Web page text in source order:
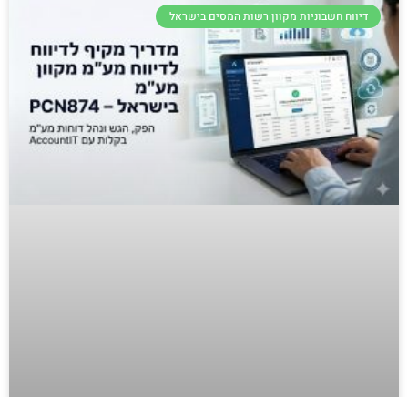
דיווח חשבוניות מקוון רשות המסים בישראל